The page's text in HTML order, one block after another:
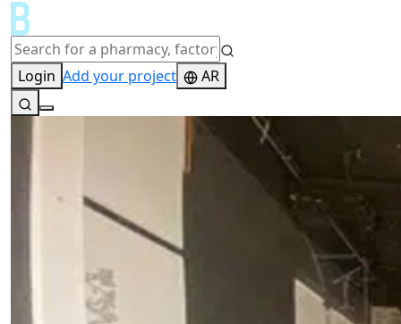
Login Add your project AR